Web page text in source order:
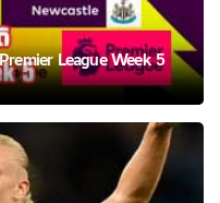
League Week 5